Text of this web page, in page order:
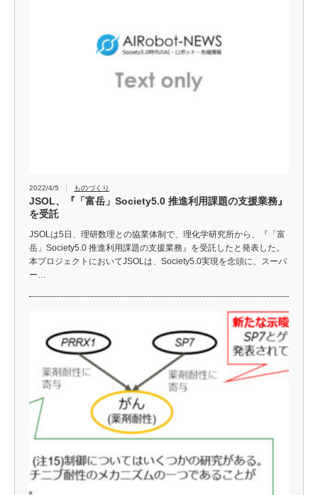
2022/4/5 ものづくり
JSOL、『「富岳」Society5.0 推進利用課題の支援業務』
を受託
JSOLは5日、理研数理との協業体制で、理化学研究所から、『「富
岳」Society5.0 推進利用課題の支援業務』を受託したと発表した。
本プロジェクトにおいてJSOLは、Society5.0実現を念頭に、スーパ
ー…